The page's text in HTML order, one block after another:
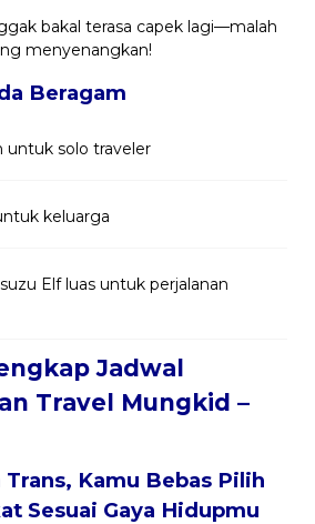
bakal terasa capek lagi—malah
menyenangkan!
Beragam
untuk solo traveler
keluarga
Elf luas untuk perjalanan
Jadwal
Travel Mungkid –
Trans, Kamu Bebas Pilih
Sesuai Gaya Hidupmu